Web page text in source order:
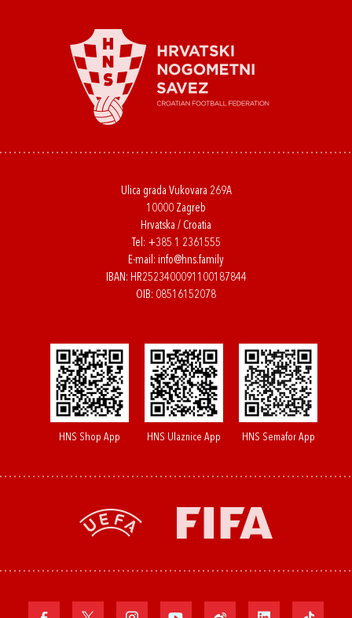
Ulica grada Vukovara 269A
10000 Zagreb
Hrvatska / Croatia
Tel: +385 1 2361555
E-mail: info@hns.family
IBAN: HR2523400091100187844
OIB: 08516152078
HNS Shop App HNS Ulaznice App HNS Semafor App